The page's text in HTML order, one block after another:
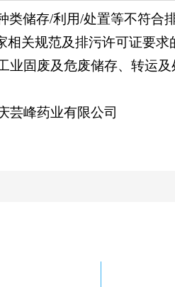
类储存/利用/处置等不符合
关规范及排污许可证要
固废及危废储存、转运及
业有限公司